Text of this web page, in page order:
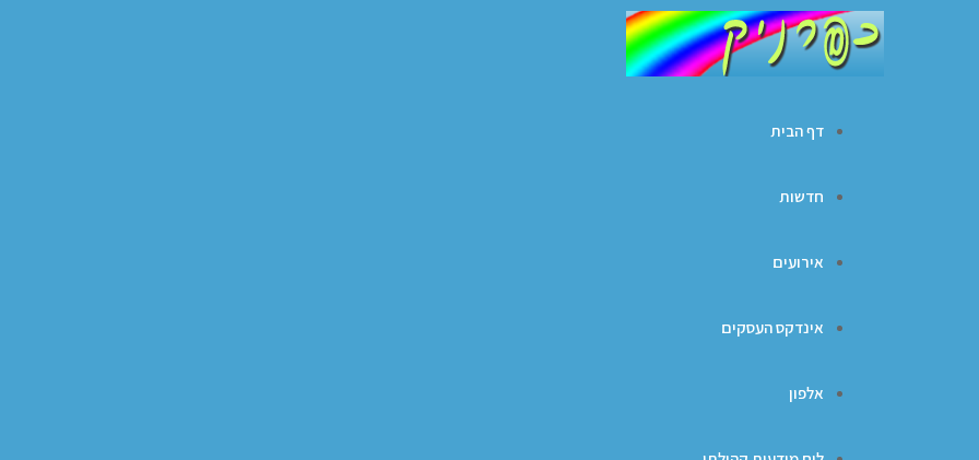
דף הבית
חדשות
אירועים
אינדקס העסקים
אלפון